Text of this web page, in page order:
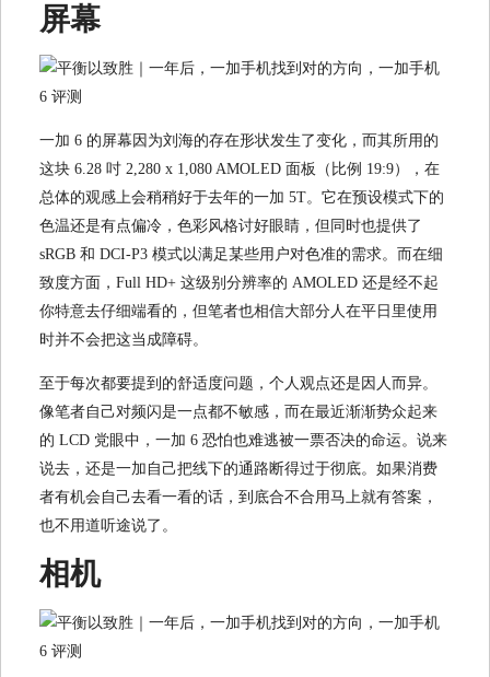
屏幕
一加 6 的屏幕因为刘海的存在形状发生了变化，而其所用的
这块 6.28 吋 2,280 x 1,080 AMOLED 面板（比例 19:9），在
总体的观感上会稍稍好于去年的一加 5T。它在预设模式下的
色温还是有点偏冷，色彩风格讨好眼睛，但同时也提供了
sRGB 和 DCI-P3 模式以满足某些用户对色准的需求。而在细
致度方面，Full HD+ 这级别分辨率的 AMOLED 还是经不起
你特意去仔细端看的，但笔者也相信大部分人在平日里使用
时并不会把这当成障碍。
至于每次都要提到的舒适度问题，个人观点还是因人而异。
像笔者自己对频闪是一点都不敏感，而在最近渐渐势众起来
的 LCD 党眼中，一加 6 恐怕也难逃被一票否决的命运。说来
说去，还是一加自己把线下的通路断得过于彻底。如果消费
者有机会自己去看一看的话，到底合不合用马上就有答案，
也不用道听途说了。
相机